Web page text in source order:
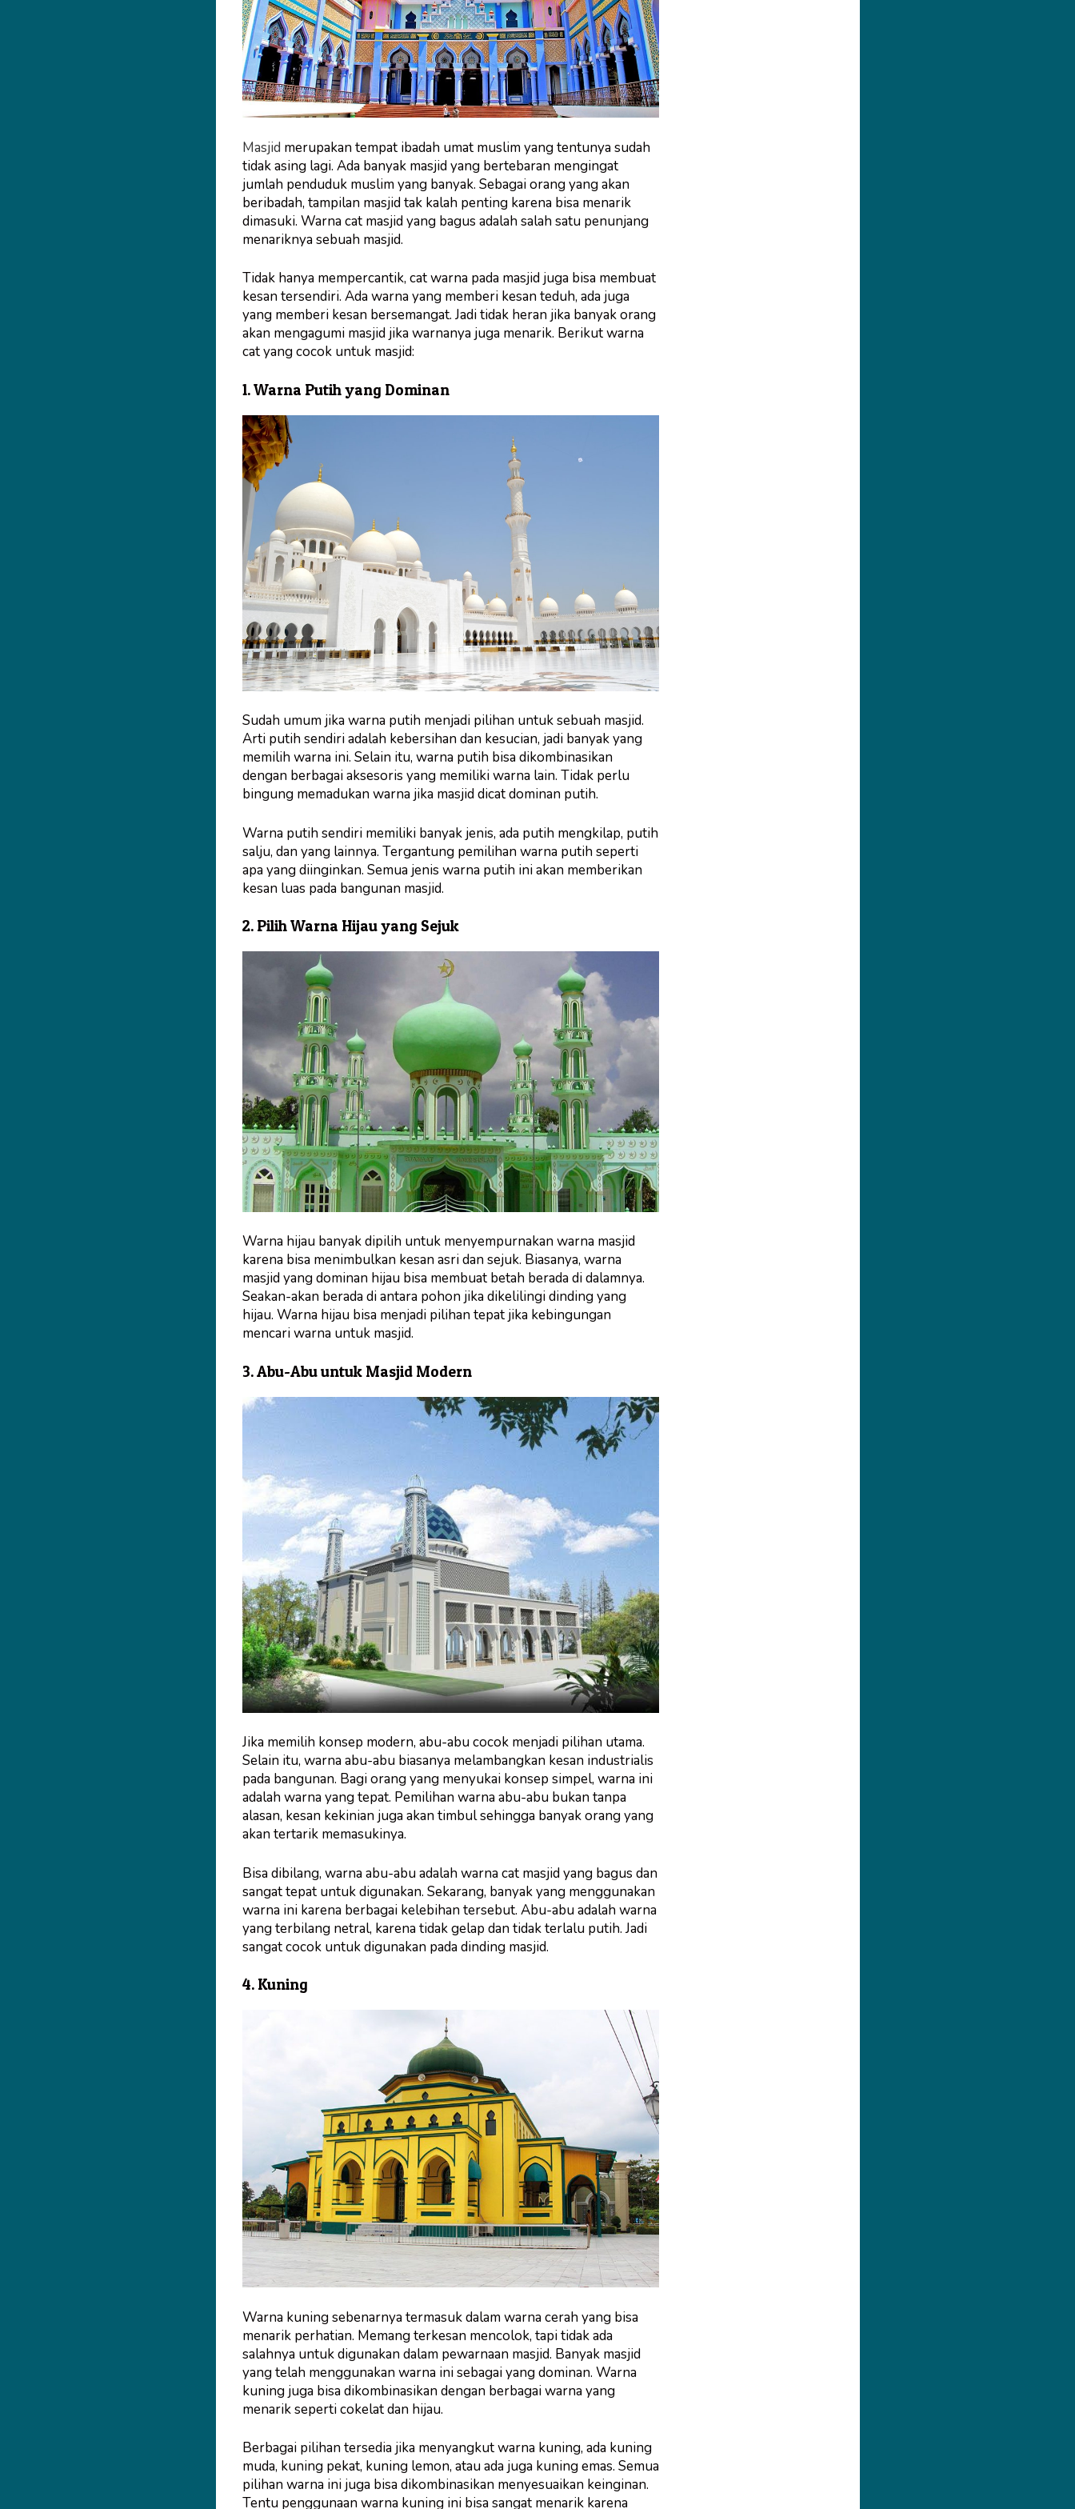
Masjid merupakan tempat ibadah umat muslim yang tentunya sudah
tidak asing lagi. Ada banyak masjid yang bertebaran mengingat
jumlah penduduk muslim yang banyak. Sebagai orang yang akan
beribadah, tampilan masjid tak kalah penting karena bisa menarik
dimasuki. Warna cat masjid yang bagus adalah salah satu penunjang
menariknya sebuah masjid.
Tidak hanya mempercantik, cat warna pada masjid juga bisa membuat
kesan tersendiri. Ada warna yang memberi kesan teduh, ada juga
yang memberi kesan bersemangat. Jadi tidak heran jika banyak orang
akan mengagumi masjid jika warnanya juga menarik. Berikut warna
cat yang cocok untuk masjid:
1. Warna Putih yang Dominan
Sudah umum jika warna putih menjadi pilihan untuk sebuah masjid.
Arti putih sendiri adalah kebersihan dan kesucian, jadi banyak yang
memilih warna ini. Selain itu, warna putih bisa dikombinasikan
dengan berbagai aksesoris yang memiliki warna lain. Tidak perlu
bingung memadukan warna jika masjid dicat dominan putih.
Warna putih sendiri memiliki banyak jenis, ada putih mengkilap, putih
salju, dan yang lainnya. Tergantung pemilihan warna putih seperti
apa yang diinginkan. Semua jenis warna putih ini akan memberikan
kesan luas pada bangunan masjid.
2. Pilih Warna Hijau yang Sejuk
Warna hijau banyak dipilih untuk menyempurnakan warna masjid
karena bisa menimbulkan kesan asri dan sejuk. Biasanya, warna
masjid yang dominan hijau bisa membuat betah berada di dalamnya.
Seakan-akan berada di antara pohon jika dikelilingi dinding yang
hijau. Warna hijau bisa menjadi pilihan tepat jika kebingungan
mencari warna untuk masjid.
3. Abu-Abu untuk Masjid Modern
Jika memilih konsep modern, abu-abu cocok menjadi pilihan utama.
Selain itu, warna abu-abu biasanya melambangkan kesan industrialis
pada bangunan. Bagi orang yang menyukai konsep simpel, warna ini
adalah warna yang tepat. Pemilihan warna abu-abu bukan tanpa
alasan, kesan kekinian juga akan timbul sehingga banyak orang yang
akan tertarik memasukinya.
Bisa dibilang, warna abu-abu adalah warna cat masjid yang bagus dan
sangat tepat untuk digunakan. Sekarang, banyak yang menggunakan
warna ini karena berbagai kelebihan tersebut. Abu-abu adalah warna
yang terbilang netral, karena tidak gelap dan tidak terlalu putih. Jadi
sangat cocok untuk digunakan pada dinding masjid.
4. Kuning
Warna kuning sebenarnya termasuk dalam warna cerah yang bisa
menarik perhatian. Memang terkesan mencolok, tapi tidak ada
salahnya untuk digunakan dalam pewarnaan masjid. Banyak masjid
yang telah menggunakan warna ini sebagai yang dominan. Warna
kuning juga bisa dikombinasikan dengan berbagai warna yang
menarik seperti cokelat dan hijau.
Berbagai pilihan tersedia jika menyangkut warna kuning, ada kuning
muda, kuning pekat, kuning lemon, atau ada juga kuning emas. Semua
pilihan warna ini juga bisa dikombinasikan menyesuaikan keinginan.
Tentu penggunaan warna kuning ini bisa sangat menarik karena